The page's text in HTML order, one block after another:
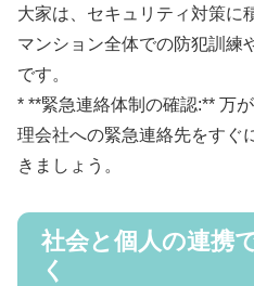
大家は、セキュリティ対策に
マンション全体での防犯訓練
です。
* **緊急連絡体制の確認:** 万
理会社への緊急連絡先をすぐ
きましょう。
社会と個人の連携
く